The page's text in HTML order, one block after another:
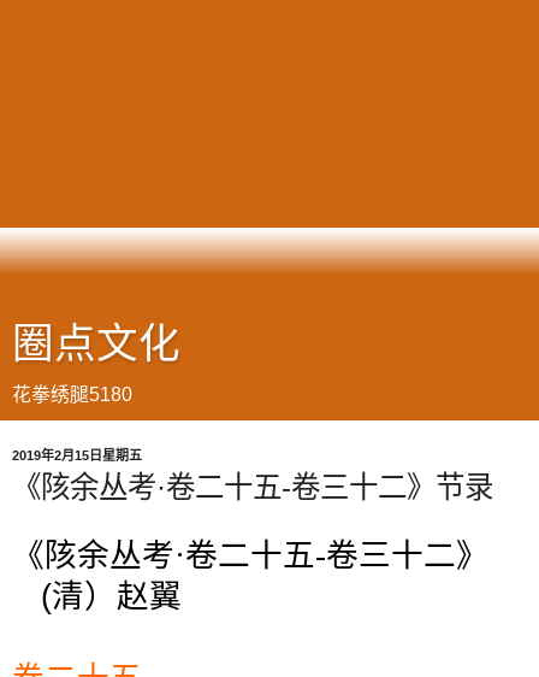
圈点文化
花拳绣腿5180
2019年2月15日星期五
《陔余丛考·卷二十五-卷三十二》节录
《陔余丛考·卷二十五-卷三十二》
(清）赵翼